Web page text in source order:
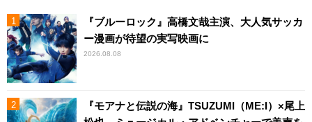
『ブルーロック』高橋文哉主演、大人気サッカ
ー漫画が待望の実写映画に
2026.08.08
『モアナと伝説の海』TSUZUMI（ME:I）×尾上